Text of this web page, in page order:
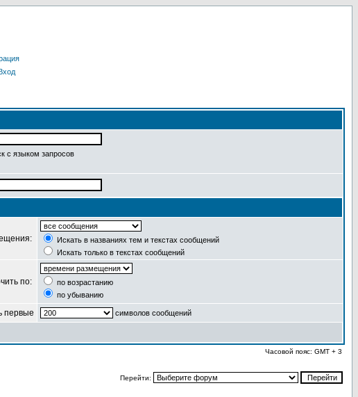
с языком запросов
Искать в названиях тем и текстах сообщений
Искать только в текстах сообщений
по:
по возрастанию
по убыванию
первые символов сообщений
Часовой пояс: GMT + 3
Перейти: